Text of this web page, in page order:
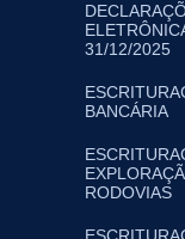
31/12/2025
BANCÁRIA
RODOVIAS